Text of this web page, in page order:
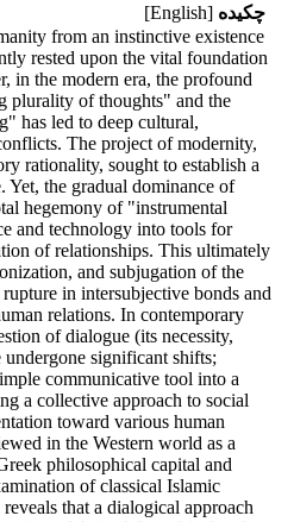
چکیده [English]
from an instinctive existence
rested upon the vital foundation
in the modern era, the profound
plurality of thoughts" and the
has led to deep cultural,
The project of modernity,
rationality, sought to establish a
Yet, the gradual dominance of
hegemony of "instrumental
and technology into tools for
of relationships. This ultimately
and subjugation of the
in intersubjective bonds and
relations. In contemporary
of dialogue (its necessity,
undergone significant shifts;
communicative tool into a
a collective approach to social
toward various human
in the Western world as a
philosophical capital and
of classical Islamic
that a dialogical approach